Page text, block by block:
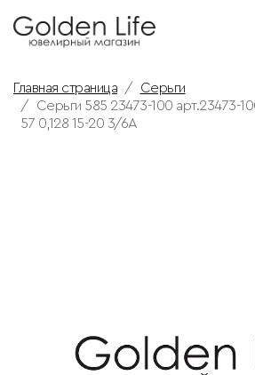
Главная страница
Серьги
Серьги 585 23473-100 арт.23473-
57 0,128 15-20 3/6А